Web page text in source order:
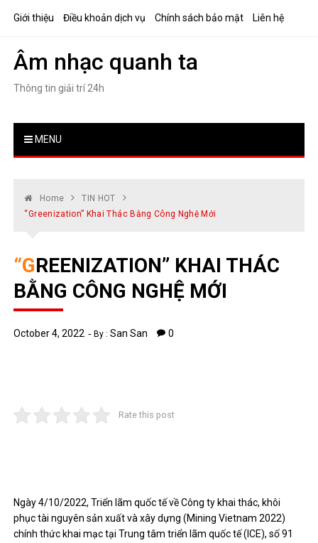
Giới thiệu Điều khoản dịch vụ Chính sách bảo mật Liên hệ
Âm nhạc quanh ta
Thông tin giải trí 24h
MENU
Home
TIN HOT
“Greenization” Khai Thác Bằng Công Nghệ Mới
“GREENIZATION” KHAI THÁC
BẰNG CÔNG NGHỆ MỚI
October 4, 2022 By :San San 0
Rate this post
Ngày 4/10/2022, Triển lãm quốc tế về Công ty khai thác, khôi
phục tài nguyên sản xuất và xây dựng (Mining Vietnam 2022)
chính thức khai mạc tại Trung tâm triển lãm quốc tế (ICE), số 91